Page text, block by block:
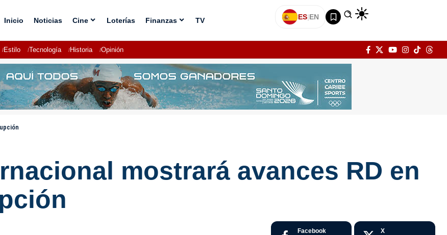
Inicio Noticias Cine Loterías Finanzas TV ES|EN
Estilo Tecnología Historia Opinión
mostrará avances RD en
Facebook X